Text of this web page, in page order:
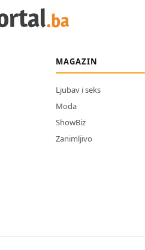
MAGAZIN
Ljubav i seks
Moda
ShowBiz
Zanimljivo